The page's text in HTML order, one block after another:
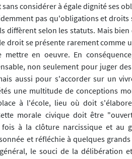
considérer à égale dignité ses
pas qu'obligations et
diffèrent selon les statuts. Mais
droit se présente rarement comme
en oeuvre. En
non seulement pour juger
aussi pour s'accorder sur un
une multitude de conceptions
à l'école, lieu où doit
morale civique doit être
à la clôture narcissique et au
et réfléchie à quelques
le souci de la délibération